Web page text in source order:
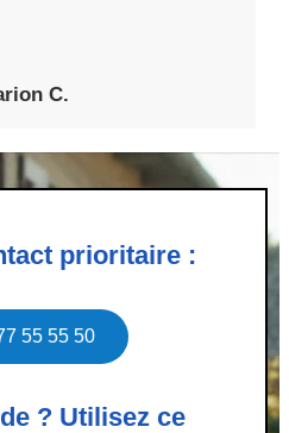
C.
prioritaire :
55 55 50
? Utilisez ce